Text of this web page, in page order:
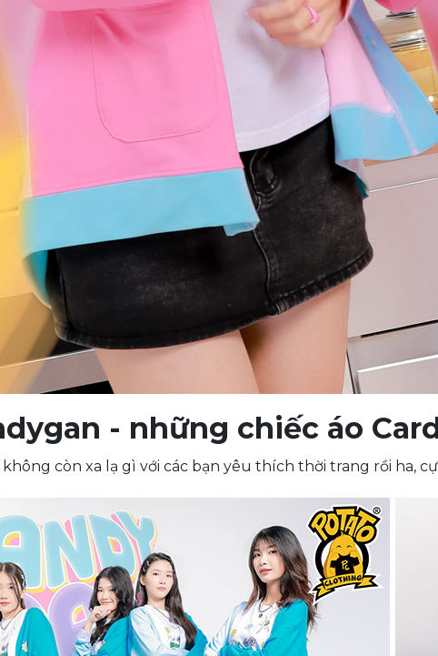
- những chiếc áo
còn xa lạ gì với các bạn yêu thích thời trang rồi ha,